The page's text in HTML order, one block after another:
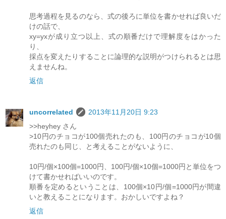
思考過程を見るのなら、式の後ろに単位を書かせれば良いだ
けの話で、
xy=yxが成り立つ以上、式の順番だけで理解度をはかった
り、
採点を変えたりすることに論理的な説明がつけられるとは思
えませんね。
返信
uncorrelated
2013年11月20日 9:23
>>heyhey さん
>10円のチョコが100個売れたのも、100円のチョコが10個
売れたのも同じ、と考えることがないように、
10円/個×100個=1000円、100円/個×10個=1000円と単位をつ
けて書かせればいいのです。
順番を定めるということは、100個×10円/個=1000円が間違
いと教えることになります。おかしいですよね？
返信